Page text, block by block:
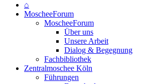
⌂
MoscheeForum
MoscheeForum
Über uns
Unsere Arbeit
Dialog & Begegnung
Fachbibliothek
Zentralmoschee Köln
Führungen